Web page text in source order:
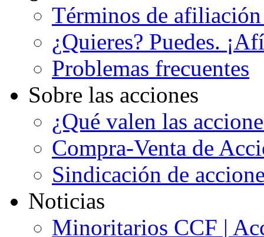
Términos de
¿Quieres? Puedes.
Problemas frecuentes
Sobre las acciones
¿Qué valen las
Compra-Venta de
Sindicación de
Noticias
Minoritarios CCF |